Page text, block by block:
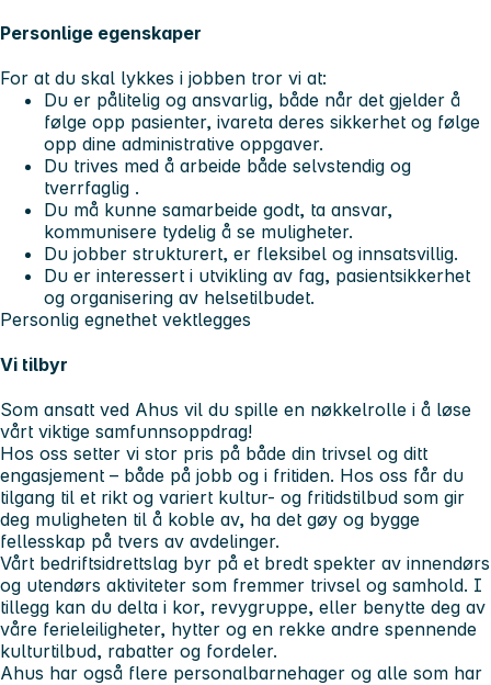
Personlige egenskaper
For at du skal lykkes i jobben tror vi at:
Du er pålitelig og ansvarlig, både når det gjelder å
følge opp pasienter, ivareta deres sikkerhet og følge
opp dine administrative oppgaver.
Du trives med å arbeide både selvstendig og
tverrfaglig .
Du må kunne samarbeide godt, ta ansvar,
kommunisere tydelig å se muligheter.
Du jobber strukturert, er fleksibel og innsatsvillig.
Du er interessert i utvikling av fag, pasientsikkerhet
og organisering av helsetilbudet.
Personlig egnethet vektlegges
Vi tilbyr
Som ansatt ved Ahus vil du spille en nøkkelrolle i å løse
vårt viktige samfunnsoppdrag!
Hos oss setter vi stor pris på både din trivsel og ditt
engasjement – både på jobb og i fritiden. Hos oss får du
tilgang til et rikt og variert kultur- og fritidstilbud som gir
deg muligheten til å koble av, ha det gøy og bygge
fellesskap på tvers av avdelinger.
Vårt bedriftsidrettslag byr på et bredt spekter av innendørs
og utendørs aktiviteter som fremmer trivsel og samhold. I
tillegg kan du delta i kor, revygruppe, eller benytte deg av
våre ferieleiligheter, hytter og en rekke andre spennende
kulturtilbud, rabatter og fordeler.
Ahus har også flere personalbarnehager og alle som har